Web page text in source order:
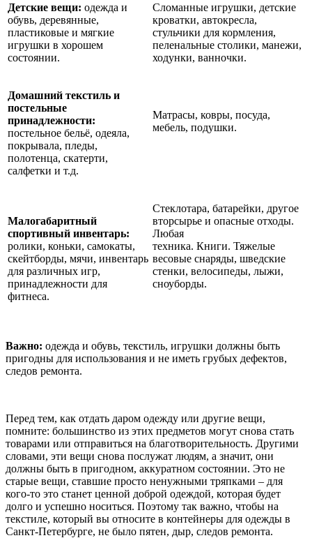
Детские вещи: одежда и
обувь, деревянные,
пластиковые и мягкие
игрушки в хорошем
состоянии.
Сломанные игрушки, детские
кроватки, автокресла,
стульчики для кормления,
пеленальные столики, манежи,
ходунки, ванночки.
Домашний текстиль и
постельные
принадлежности:
постельное бельё, одеяла,
покрывала, пледы,
полотенца, скатерти,
салфетки и т.д.
Матрасы, ковры, посуда,
мебель, подушки.
Малогабаритный
спортивный инвентарь:
ролики, коньки, самокаты,
скейтборды, мячи, инвентарь
для различных игр,
принадлежности для
фитнеса.
Стеклотара, батарейки, другое
вторсырье и опасные отходы.
Любая
техника. Книги. Тяжелые
весовые снаряды, шведские
стенки, велосипеды, лыжи,
сноуборды.
Важно: одежда и обувь, текстиль, игрушки должны быть
пригодны для использования и не иметь грубых дефектов,
следов ремонта.
Перед тем, как отдать даром одежду или другие вещи,
помните: большинство из этих предметов могут снова стать
товарами или отправиться на благотворительность. Другими
словами, эти вещи снова послужат людям, а значит, они
должны быть в пригодном, аккуратном состоянии. Это не
старые вещи, ставшие просто ненужными тряпками – для
кого-то это станет ценной доброй одеждой, которая будет
долго и успешно носиться. Поэтому так важно, чтобы на
текстиле, который вы относите в контейнеры для одежды в
Санкт-Петербурге, не было пятен, дыр, следов ремонта.